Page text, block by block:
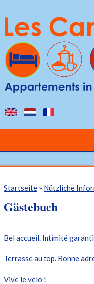
Direkt zum Inhalt
Sie sind hier
Startseite » Nützliche
Gästebuch
Bel accueil. Intimité
Terrasse au top. Bonne
Vive le vélo !